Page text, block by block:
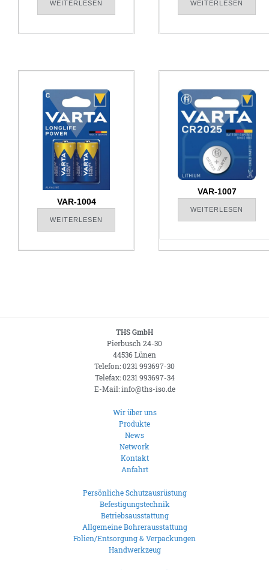
WEITERLESEN WEITERLESEN
VAR-1004
WEITERLESEN
VAR-1007
WEITERLESEN
THS GmbH
Pierbusch 24-30
44536 Lünen
Telefon: 0231 993697-30
Telefax: 0231 993697-34
E-Mail: info@ths-iso.de
Wir über uns
Produkte
News
Network
Kontakt
Anfahrt
Persönliche Schutzausrüstung
Befestigungstechnik
Betriebsausstattung
Allgemeine Bohrerausstattung
Folien/Entsorgung & Verpackungen
Handwerkzeug